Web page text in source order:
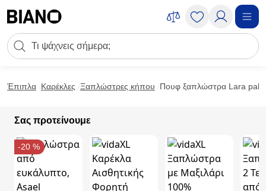
Πεδίο αναζήτησης
Έπιπλα Καρέκλες Ξαπλώστρες κήπου Πουφ ξαπλώστρα Lara
Σας προτείνουμε
-20 %